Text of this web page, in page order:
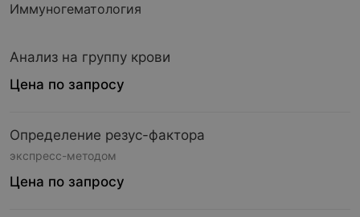
Иммуногематология
Анализ на группу крови
Цена по запросу
Определение резус-фактора
экспресс-методом
Цена по запросу